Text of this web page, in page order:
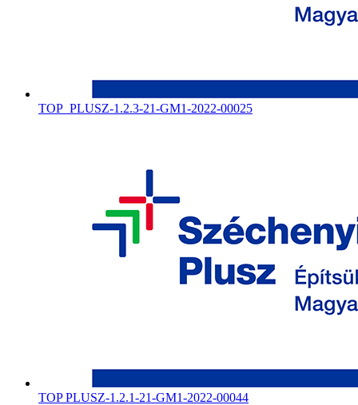
TOP_PLUSZ-1.2.3-21-GM1-2022-00025
TOP PLUSZ-1.2.1-21-GM1-2022-00044